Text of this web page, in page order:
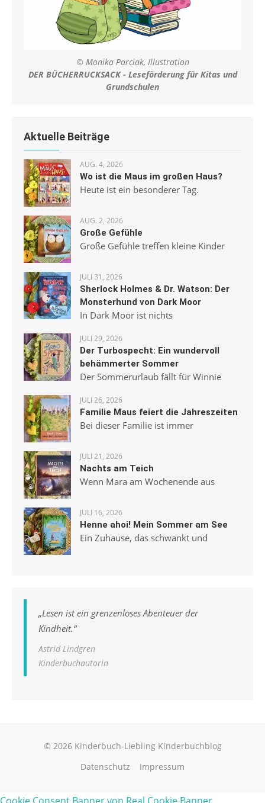
© Monika Parciak, Illustration
DER BÜCHERRUCKSACK - Leseförderung für Kitas und
Grundschulen
Aktuelle Beiträge
AUG. 4, 2026
Wo ist die Maus im großen Haus?
Heute ist ein besonderer Tag.
AUG. 2, 2026
Große Gefühle
Große Gefühle treffen kleine Kinder
JULI 31, 2026
Sherlock Holmes & Dr. Watson: Der
Monsterhund von Dark Moor
In Dark Moor ist nichts
JULI 29, 2026
Der Turbospecht: Ein wundervoll
behämmerter Sommer
Der Sommerurlaub fällt für Winnie
JULI 26, 2026
Familie Maus feiert die Jahreszeiten
Bei dieser Familie ist immer
JULI 21, 2026
Nachts am Teich
Wenn Mara am Wochenende aus
JULI 16, 2026
Henne ahoi! Mein Sommer am See
Ein Zuhause, das schwankt und
„Lesen ist ein grenzenloses Abenteuer der
Kindheit.“
Astrid Lindgren
Kinderbuchautorin
© 2026 Kinderbuch-Liebling Kinderbuchblog
Datenschutz
Impressum
Cookie Consent Banner von Real Cookie Banner